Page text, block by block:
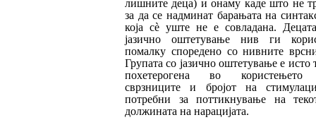
лиш­ни­те деца) и онаму каде што не
за да се надминат барањата на
која сèуште не е совладана.
јазично оштетување нив ги
помалку споредено со нивните врс
Групата со јазично оштетување е исто
похетерогена во
сврзниците и бројот на
потребни за поттикнување на
должината на нарацијата.